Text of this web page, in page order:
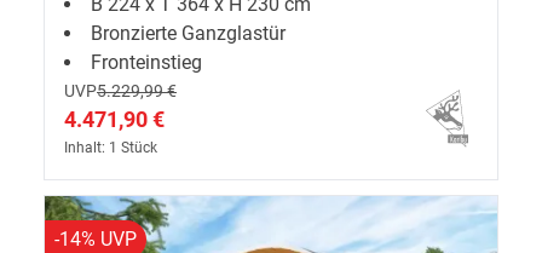
B 224 x T 364 x H 230 cm
Bronzierte Ganzglastür
Fronteinstieg
UVP5.229,99 €
4.471,90 €
Inhalt: 1 Stück
-14% UVP